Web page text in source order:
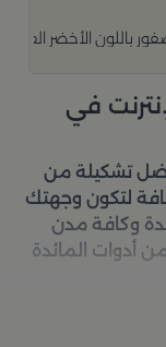
باللون الأخضر الفاتح
في
تشكيلة من
لتكون وجهتك
وكافة مدن
أدوات المائدة
في مكان